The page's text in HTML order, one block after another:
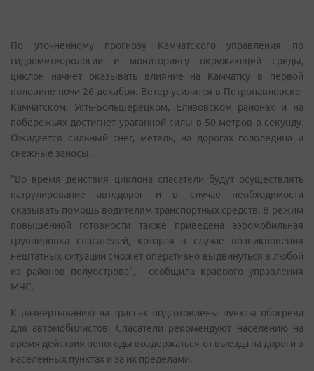
По уточненному прогнозу Камчатского управления по
гидрометеорологии и мониторингу окружающей среды,
циклон начнет оказывать влияние на Камчатку в первой
половине ночи 26 декабря. Ветер усилится в Петропавловске-
Камчатском, Усть-Большерецком, Елизовском районах и на
побережьях достигнет ураганной силы в 50 метров в секунду.
Ожидается сильный снег, метель, на дорогах гололедица и
снежные заносы.
"Во время действия циклона спасатели будут осуществлять
патрулирование автодорог и в случае необходимости
оказывать помощь водителям транспортных средств. В режим
повышенной готовности также приведена аэромобильная
группировка спасателей, которая в случае возникновения
нештатных ситуаций сможет оперативно выдвинуться в любой
из районов полуострова", - сообщила краевого управления
МЧС.
К развертыванию на трассах подготовлены пункты обогрева
для автомобилистов. Спасатели рекомендуют населению на
время действия непогоды воздержаться от выезда на дороги в
населенных пунктах и за их пределами.